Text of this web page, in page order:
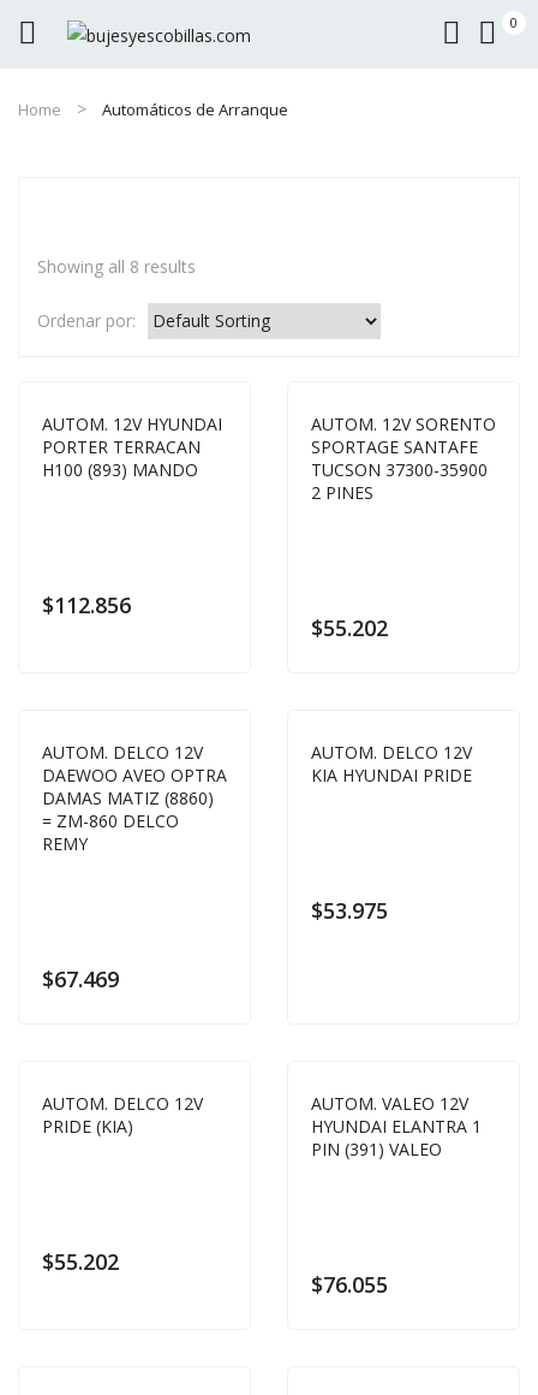
0
Home Automáticos de Arranque
Showing all 8 results
Ordenar por:
AUTOM. 12V HYUNDAI
PORTER TERRACAN
H100 (893) MANDO
$112.856
AUTOM. 12V SORENTO
SPORTAGE SANTAFE
TUCSON 37300-35900
2 PINES
$55.202
AUTOM. DELCO 12V
DAEWOO AVEO OPTRA
DAMAS MATIZ (8860)
= ZM-860 DELCO
REMY
$67.469
AUTOM. DELCO 12V
KIA HYUNDAI PRIDE
$53.975
AUTOM. DELCO 12V
PRIDE (KIA)
$55.202
AUTOM. VALEO 12V
HYUNDAI ELANTRA 1
PIN (391) VALEO
$76.055